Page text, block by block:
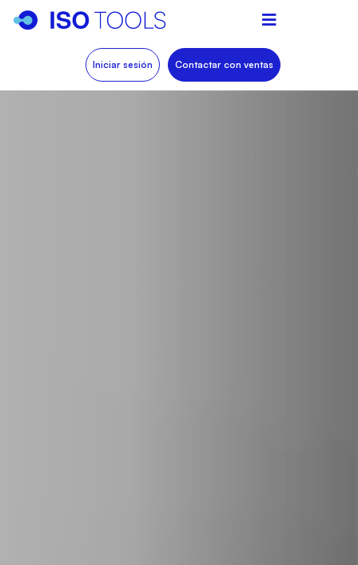
Iniciar sesión Contactar con ventas